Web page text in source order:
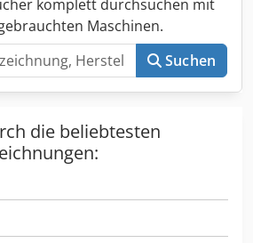
komplett durchsuchen mit
Maschinen.
Suchen
die beliebtesten